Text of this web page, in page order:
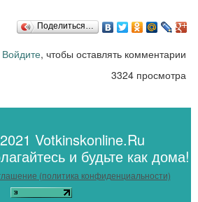
Поделиться…
Войдите, чтобы оставлять комментарии
3324 просмотра
Votkinskonline.Ru
и будьте как дома!
(политика конфиденциальности)